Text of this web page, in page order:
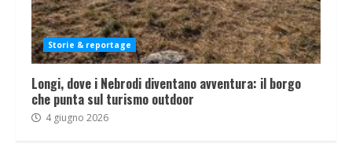
Storie & reportage
Longi, dove i Nebrodi diventano avventura: il borgo
che punta sul turismo outdoor
4 giugno 2026